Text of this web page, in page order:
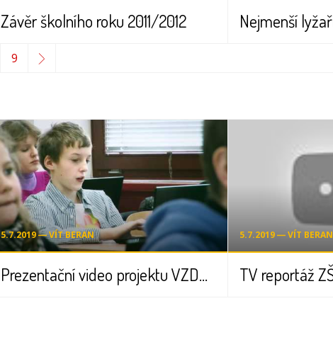
Závěr školního roku 2011/2012
9
5.7.2019 ― VÍT BERAN
Prezentační video projektu VZDĚLÁNÍ 21
5.7.2019 ― VÍT BERAN